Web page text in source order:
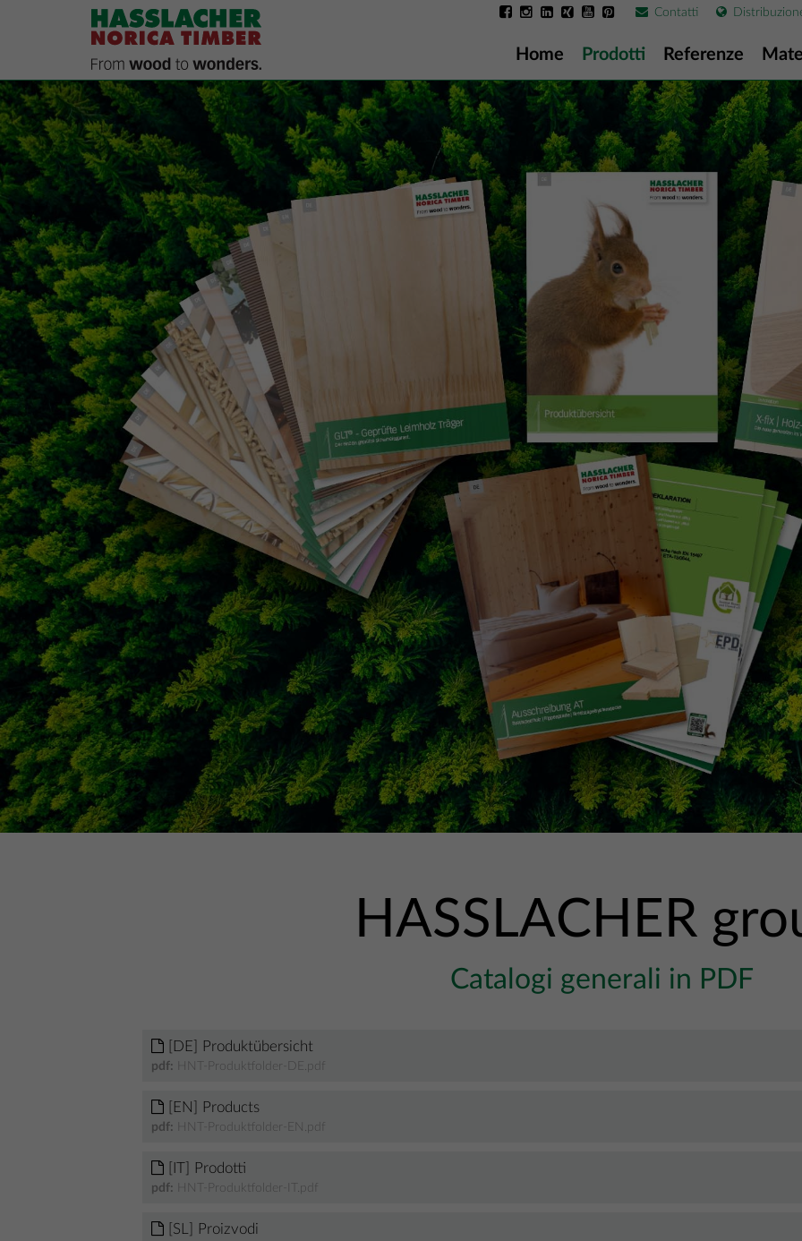
Home Prodotti Referenze
Contatti
HASSLACHER
Catalogi generali in PDF
[DE] Produktübersicht
pdf: HNT-Produktfolder-DE.pdf
[EN] Products
pdf: HNT-Produktfolder-EN.pdf
[IT] Prodotti
pdf: HNT-Produktfolder-IT.pdf
[SL] Proizvodi